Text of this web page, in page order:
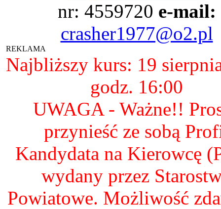
nr: 4559720 e-mail:
crasher1977@o2.pl
REKLAMA
Najbliższy kurs: 19
godz. 16:00
UWAGA - Ważne!!
przynieść ze sobą
Kandydata na Kierowcę
wydany przez
Powiatowe. Możliwość